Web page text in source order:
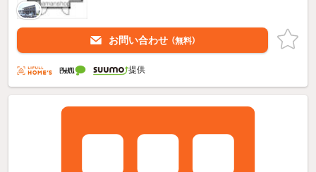
お問い合わせ （無料）
提供